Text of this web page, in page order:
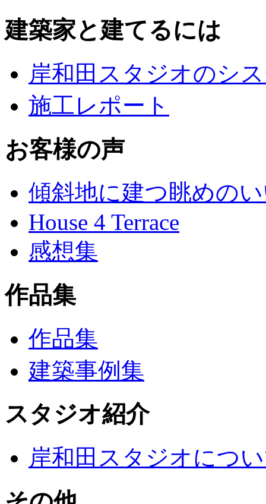
建築家と建てるには
岸和田スタジオのシ
施工レポート
お客様の声
傾斜地に建つ眺めの
House 4 Terrace
感想集
作品集
作品集
建築事例集
スタジオ紹介
岸和田スタジオにつ